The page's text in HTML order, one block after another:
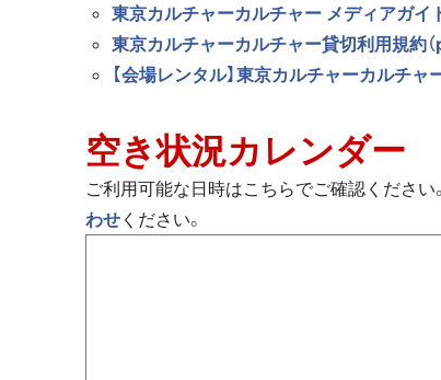
東京カルチャーカルチャー メディアガイ
東京カルチャーカルチャー貸切利用規約（
【会場レンタル】東京カルチャーカルチャ
空き状況カレンダー
ご利用可能な日時はこちらでご確認ください
わせ ください。